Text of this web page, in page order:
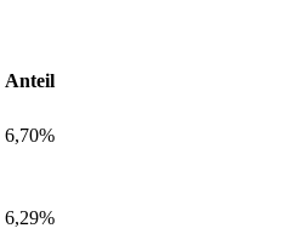
Anteil
6,70%
6,29%